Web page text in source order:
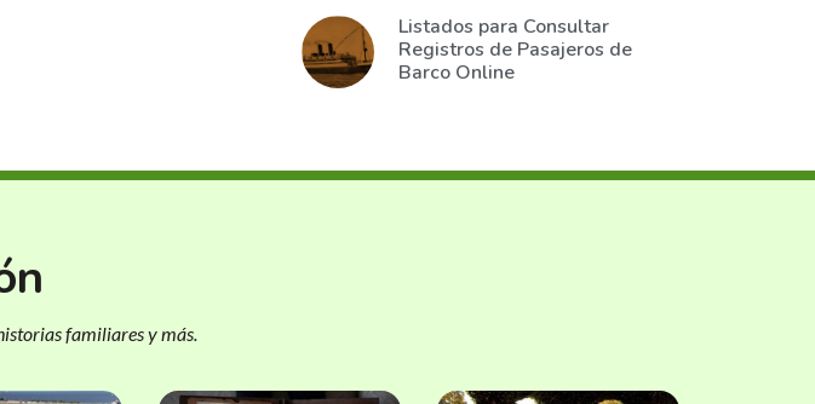
Listados para Consultar
Registros de Pasajeros de
Barco Online
familiares y más.